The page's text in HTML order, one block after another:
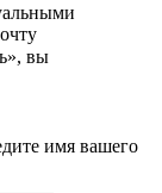
вы
имя вашего